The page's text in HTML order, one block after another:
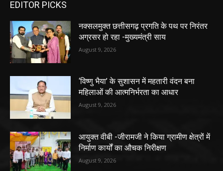
EDITOR PICKS
नक्सलमुक्त छत्तीसगढ़ प्रगति के पथ पर निरंतर
अग्रसर हो रहा -मुख्यमंत्री साय
August 9, 2026
‘विष्णु भैया’ के सुशासन में महतारी वंदन बना
महिलाओं की आत्मनिर्भरता का आधार
August 9, 2026
आयुक्त वीबी -जीरामजी ने किया ग्रामीण क्षेत्रों में
निर्माण कार्यों का औचक निरीक्षण
August 9, 2026